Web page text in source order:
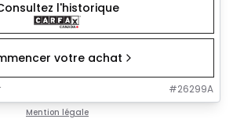
l'historique
votre achat
#26299A
Mention légale